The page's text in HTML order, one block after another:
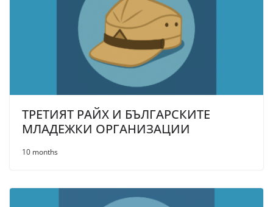
ТРЕТИЯТ РАЙХ И БЪЛГАРСКИТЕ
МЛАДЕЖКИ ОРГАНИЗАЦИИ
10 months